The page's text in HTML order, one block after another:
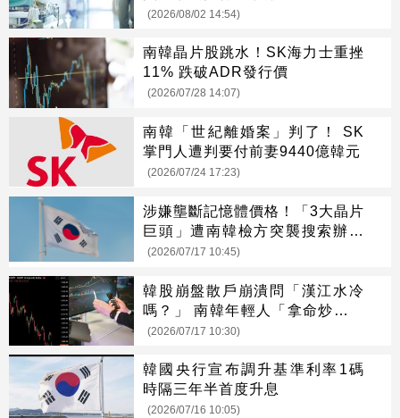
(2026/08/02 14:54)
南韓晶片股跳水！SK海力士重挫
11% 跌破ADR發行價
(2026/07/28 14:07)
南韓「世紀離婚案」判了！ SK
掌門人遭判要付前妻9440億韓元
(2026/07/24 17:23)
涉嫌壟斷記憶體價格！「3大晶片
巨頭」遭南韓檢方突襲搜索辦公
室
(2026/07/17 10:45)
韓股崩盤散戶崩潰問「漢江水冷
嗎？」 南韓年輕人「拿命炒股」
6大原因曝
(2026/07/17 10:30)
韓國央行宣布調升基準利率1碼
時隔三年半首度升息
(2026/07/16 10:05)